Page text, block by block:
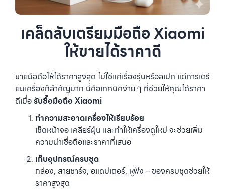
เคล็ดลับเตรียมมือถือ Xiaomi
ให้ขายได้ราคาดี
ขายมือถือให้ได้ราคาสูงสุด ไม่ใช่แค่เรื่องรุ่นหรือสเปก แต่การเตรี
ยมเครื่องก็สำคัญมาก นี่คือเทคนิคง่าย ๆ ที่ช่วยให้คุณได้ราคา
ดีเมื่อรับซื้อมือถือ Xiaomi
ทำความสะอาดเครื่องให้เรียบร้อย
เช็ดหน้าจอ เคลียร์ฝุ่น และทำให้เครื่องดูใหม่ จะช่วยเพิ่ม
ความน่าเชื่อถือและราคาที่เสนอ
เก็บอุปกรณ์ครบชุด
กล่อง, สายชาร์จ, อแดปเตอร์, หูฟัง – ของครบชุดช่วยให้
ราคาสูงสุด